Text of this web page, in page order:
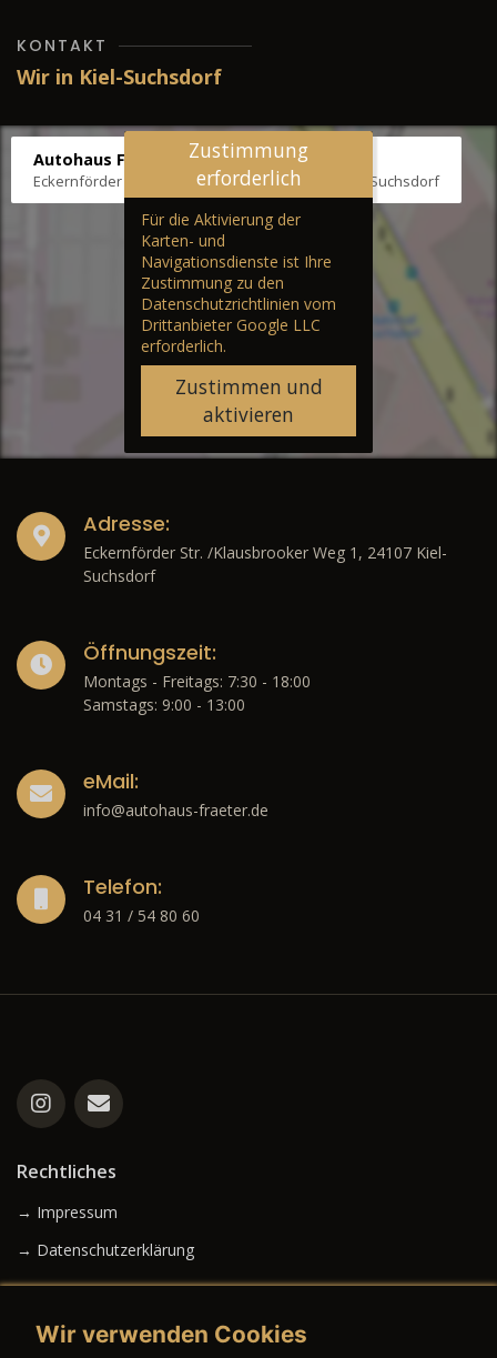
KONTAKT
Wir in Kiel-Suchsdorf
Autohaus Fräter
Eckernförder Str. /Klausbrooker Weg 1, 24107 Kiel-Suchsdorf
Zustimmung
erforderlich
Für die Aktivierung der
Karten- und
Navigationsdienste ist Ihre
Zustimmung zu den
Datenschutzrichtlinien vom
Drittanbieter Google LLC
erforderlich.
Zustimmen und
aktivieren
Adresse:
Eckernförder Str. /Klausbrooker Weg 1, 24107 Kiel-
Suchsdorf
Öffnungszeit:
Montags - Freitags: 7:30 - 18:00
Samstags: 9:00 - 13:00
eMail:
info@autohaus-fraeter.de
Telefon:
04 31 / 54 80 60
Rechtliches
→ Impressum
→ Datenschutzerklärung
Wir verwenden Cookies